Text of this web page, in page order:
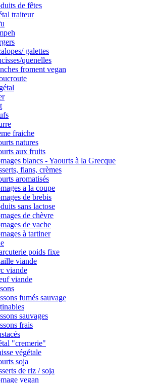
de fêtes
traiteur
galettes
quenelles
froment vegan
fraiche
natures
aux fruits
blancs - Yaourts à la Grecque
flans, crèmes
aromatisés
a la coupe
de brebis
sans lactose
de chèvre
de vache
à tartiner
poids fixe
viande
viande
viande
fumés sauvage
sauvages
frais
"cremerie"
végétale
soja
de riz / soja
vegan